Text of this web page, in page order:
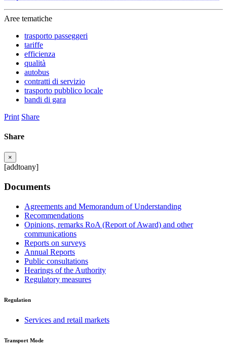
Aree tematiche
trasporto passeggeri
tariffe
efficienza
qualità
autobus
contratti di servizio
trasporto pubblico locale
bandi di gara
Print Share
Share
×
[addtoany]
Documents
Agreements and Memorandum of Understanding
Recommendations
Opinions, remarks RoA (Report of Award) and other
communications
Reports on surveys
Annual Reports
Public consultations
Hearings of the Authority
Regulatory measures
Regulation
Services and retail markets
Transport Mode